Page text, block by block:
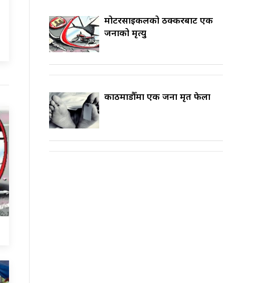
मोटरसाइकलको ठक्करबाट एक
जनाको मृत्यु
काठमाडौँमा एक जना मृत फेला